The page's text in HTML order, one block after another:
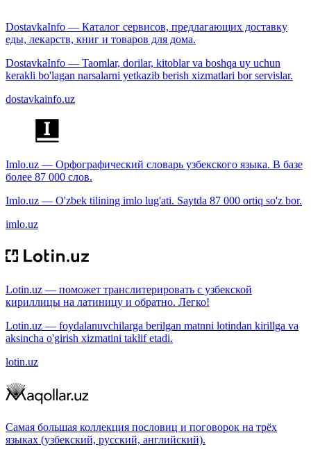
DostavkaInfo — Каталог сервисов, предлагающих доставку
еды, лекарств, книг и товаров для дома.
DostavkaInfo — Taomlar, dorilar, kitoblar va boshqa uy uchun
kerakli bo'lagan narsalarni yetkazib berish xizmatlari bor servislar.
dostavkainfo.uz
Imlo.uz — Орфографический словарь узбекского языка. В базе
более 87 000 слов.
Imlo.uz — O'zbek tilining imlo lug'ati. Saytda 87 000 ortiq so'z bor.
imlo.uz
Lotin.uz — поможет транслитерировать с узбекской
кириллицы на латиницу и обратно. Легко!
Lotin.uz — foydalanuvchilarga berilgan matnni lotindan kirillga va
aksincha o'girish xizmatini taklif etadi.
lotin.uz
Самая большая коллекция пословиц и поговорок на трёх
языках (узбекский, русский, английский).